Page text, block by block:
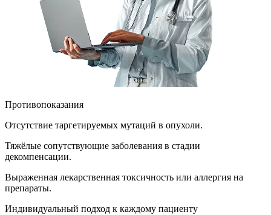
Противопоказания
Отсутствие таргетируемых мутаций в опухоли.
Тяжёлые сопутствующие заболевания в стадии
декомпенсации.
Выраженная лекарственная токсичность или аллергия на
препараты.
Индивидуальный подход к каждому пациенту